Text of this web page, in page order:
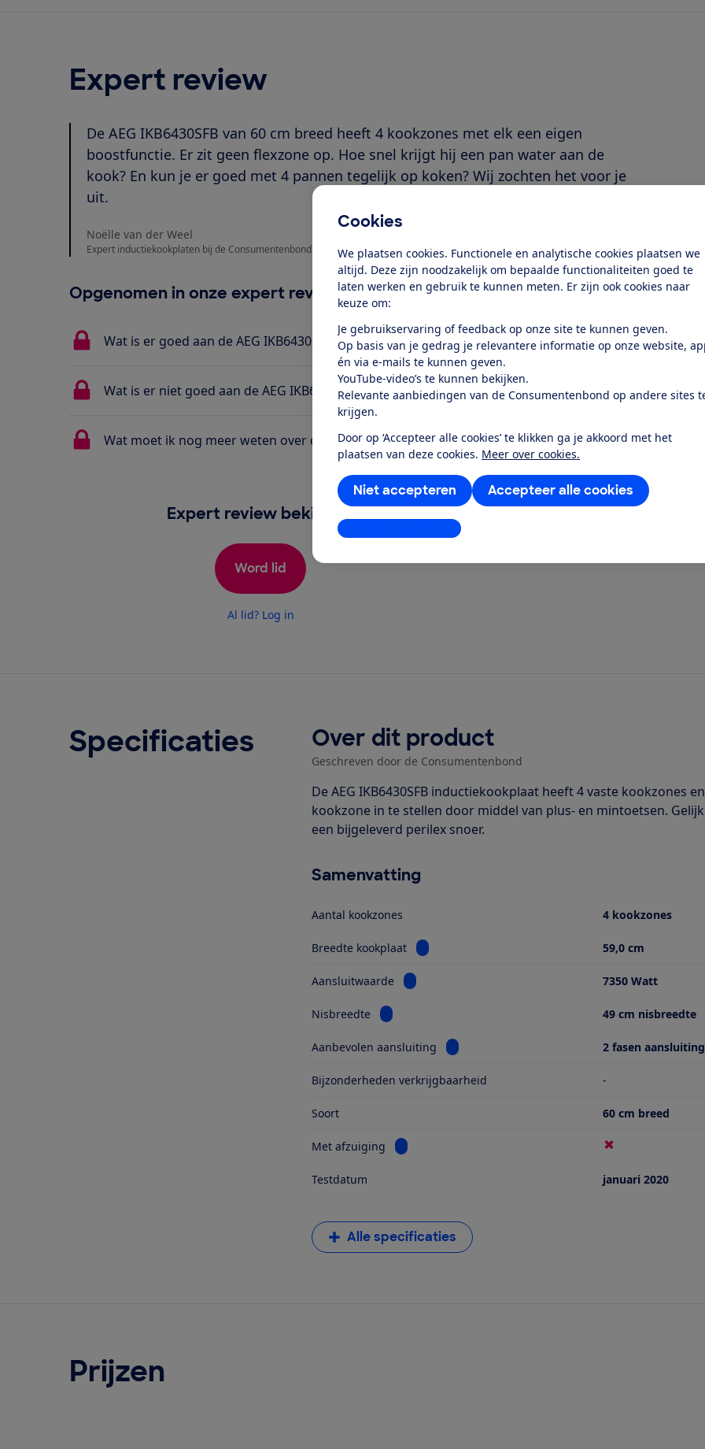
Cookies
We plaatsen cookies. Functionele en analytische cookies plaatsen we
altijd. Deze zijn noodzakelijk om bepaalde functionaliteiten goed te
laten werken en gebruik te kunnen meten. Er zijn ook cookies naar
keuze om:
Je gebruikservaring of feedback op onze site te kunnen geven.
Op basis van je gedrag je relevantere informatie op onze website,
én via e-mails te kunnen geven.
YouTube-video’s te kunnen bekijken.
Relevante aanbiedingen van de Consumentenbond op andere sites
krijgen.
Door op ‘Accepteer alle cookies’ te klikken ga je akkoord met het
plaatsen van deze cookies. Meer over cookies.
Accepteer alle cookies
Niet accepteren
Instellingen aanpassen
Expert review
De AEG IKB6430SFB van 60 cm breed heeft 4 kookzones met elk een eigen
boostfunctie. Er zit geen flexzone op. Hoe snel krijgt hij een pan water aan de
kook? En kun je er goed met 4 pannen tegelijk op koken? Wij zochten het voor je
uit.
Noëlle van der Weel
Expert inductiekookplaten bij de Consumentenbond
Opgenomen in onze expert review
Wat is er goed aan de AEG IKB6430SFB?
Wat is er niet goed aan de AEG IKB6430SFB?
Wat moet ik nog meer weten over de AEG IKB6430SFB?
Expert review bekijken?
Word lid
Al lid? Log in
Specificaties Over dit product
Geschreven door de Consumentenbond
De AEG IKB6430SFB inductiekookplaat heeft 4 vaste kookzones
kookzone in te stellen door middel van plus- en mintoetsen. Gelijk
een bijgeleverd perilex snoer.
Samenvatting
Aantal kookzones 4 kookzones
Breedte kookplaat Bekijk informatie voor Breedte kookplaat
59,0 cm
Aansluitwaarde Bekijk informatie voor Aansluitwaarde7350 Watt
Nisbreedte Bekijk informatie voor Nisbreedte 49 cm nisbreedte
Aanbevolen aansluiting Bekijk informatie voor Aanbevolen aansluiting
2 fasen aansluiting
Bijzonderheden verkrijgbaarheid -
Soort 60 cm breed
Met afzuiging Bekijk informatie voor Met afzuiging
Testdatum januari 2020
Alle specificaties
Prijzen